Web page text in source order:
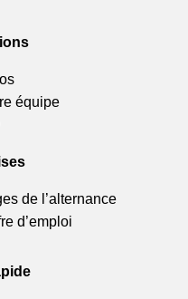
équipe
de l’alternance
d’emploi